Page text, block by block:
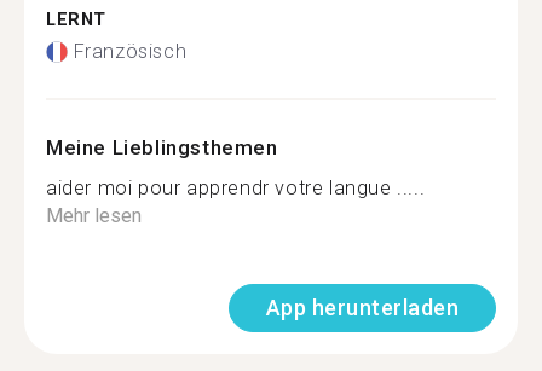
LERNT
Französisch
Meine Lieblingsthemen
aider moi pour apprendr votre langue .....
Mehr lesen
App herunterladen